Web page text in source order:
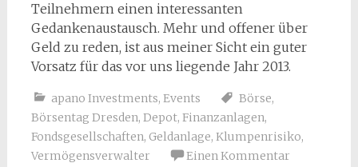
Teilnehmern einen interessanten
Gedankenaustausch. Mehr und offener über
Geld zu reden, ist aus meiner Sicht ein guter
Vorsatz für das vor uns liegende Jahr 2013.
apano Investments, Events Börse,
Börsentag Dresden, Depot, Finanzanlagen,
Fondsgesellschaften, Geldanlage, Klumpenrisiko,
Vermögensverwalter
Einen Kommentar